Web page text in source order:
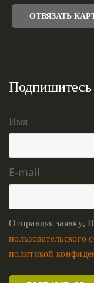
ОТВЯЗАТЬ
Имя
E-mail
Отправляя заявку,
пользовательского
политикой